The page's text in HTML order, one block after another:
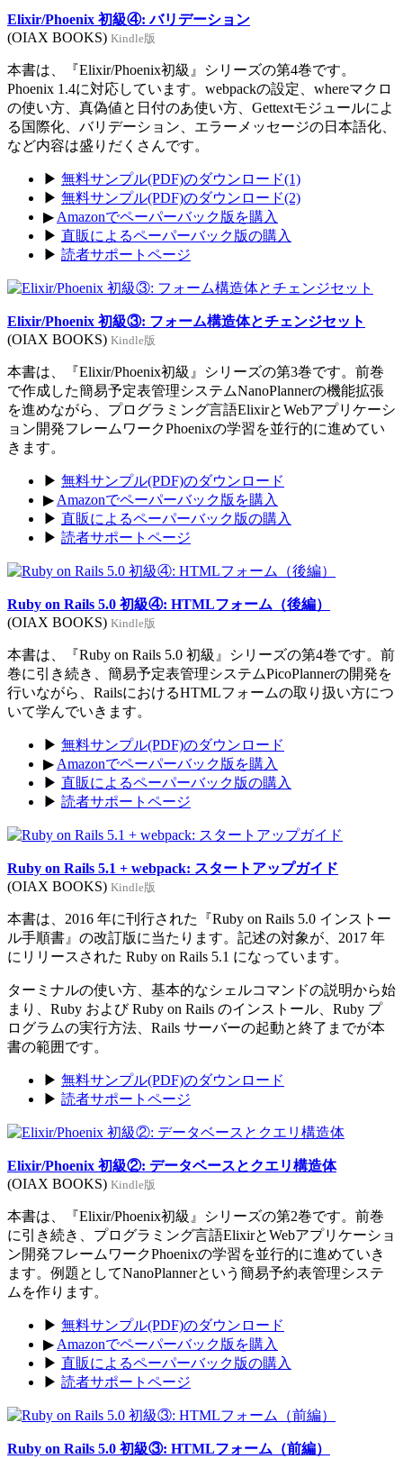
Elixir/Phoenix 初級④: バリデーション
(OIAX BOOKS) Kindle版
本書は、『Elixir/Phoenix初級』シリーズの第4巻です。
Phoenix 1.4に対応しています。webpackの設定、whereマクロ
の使い方、真偽値と日付のあ使い方、Gettextモジュールによ
る国際化、バリデーション、エラーメッセージの日本語化、
など内容は盛りだくさんです。
▶ 無料サンプル(PDF)のダウンロード(1)
▶ 無料サンプル(PDF)のダウンロード(2)
▶ Amazonでペーパーバック版を購入
▶ 直販によるペーパーバック版の購入
▶ 読者サポートページ
Elixir/Phoenix 初級③: フォーム構造体とチェンジセット
(OIAX BOOKS) Kindle版
本書は、『Elixir/Phoenix初級』シリーズの第3巻です。前巻
で作成した簡易予定表管理システムNanoPlannerの機能拡張
を進めながら、プログラミング言語ElixirとWebアプリケーシ
ョン開発フレームワークPhoenixの学習を並行的に進めてい
きます。
▶ 無料サンプル(PDF)のダウンロード
▶ Amazonでペーパーバック版を購入
▶ 直販によるペーパーバック版の購入
▶ 読者サポートページ
Ruby on Rails 5.0 初級④: HTMLフォーム（後編）
(OIAX BOOKS) Kindle版
本書は、『Ruby on Rails 5.0 初級』シリーズの第4巻です。前
巻に引き続き、簡易予定表管理システムPicoPlannerの開発を
行いながら、RailsにおけるHTMLフォームの取り扱い方につ
いて学んでいきます。
▶ 無料サンプル(PDF)のダウンロード
▶ Amazonでペーパーバック版を購入
▶ 直販によるペーパーバック版の購入
▶ 読者サポートページ
Ruby on Rails 5.1 + webpack: スタートアップガイド
(OIAX BOOKS) Kindle版
本書は、2016 年に刊行された『Ruby on Rails 5.0 インストー
ル手順書』の改訂版に当たります。記述の対象が、2017 年
にリリースされた Ruby on Rails 5.1 になっています。
ターミナルの使い方、基本的なシェルコマンドの説明から始
まり、Ruby および Ruby on Rails のインストール、Ruby プ
ログラムの実行方法、Rails サーバーの起動と終了までが本
書の範囲です。
▶ 無料サンプル(PDF)のダウンロード
▶ 読者サポートページ
Elixir/Phoenix 初級②: データベースとクエリ構造体
(OIAX BOOKS) Kindle版
本書は、『Elixir/Phoenix初級』シリーズの第2巻です。前巻
に引き続き、プログラミング言語ElixirとWebアプリケーショ
ン開発フレームワークPhoenixの学習を並行的に進めていき
ます。例題としてNanoPlannerという簡易予約表管理システ
ムを作ります。
▶ 無料サンプル(PDF)のダウンロード
▶ Amazonでペーパーバック版を購入
▶ 直販によるペーパーバック版の購入
▶ 読者サポートページ
Ruby on Rails 5.0 初級③: HTMLフォーム（前編）